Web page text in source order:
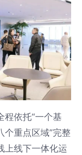
程依托“一个基
个重点区域”完整
上线下一体化运